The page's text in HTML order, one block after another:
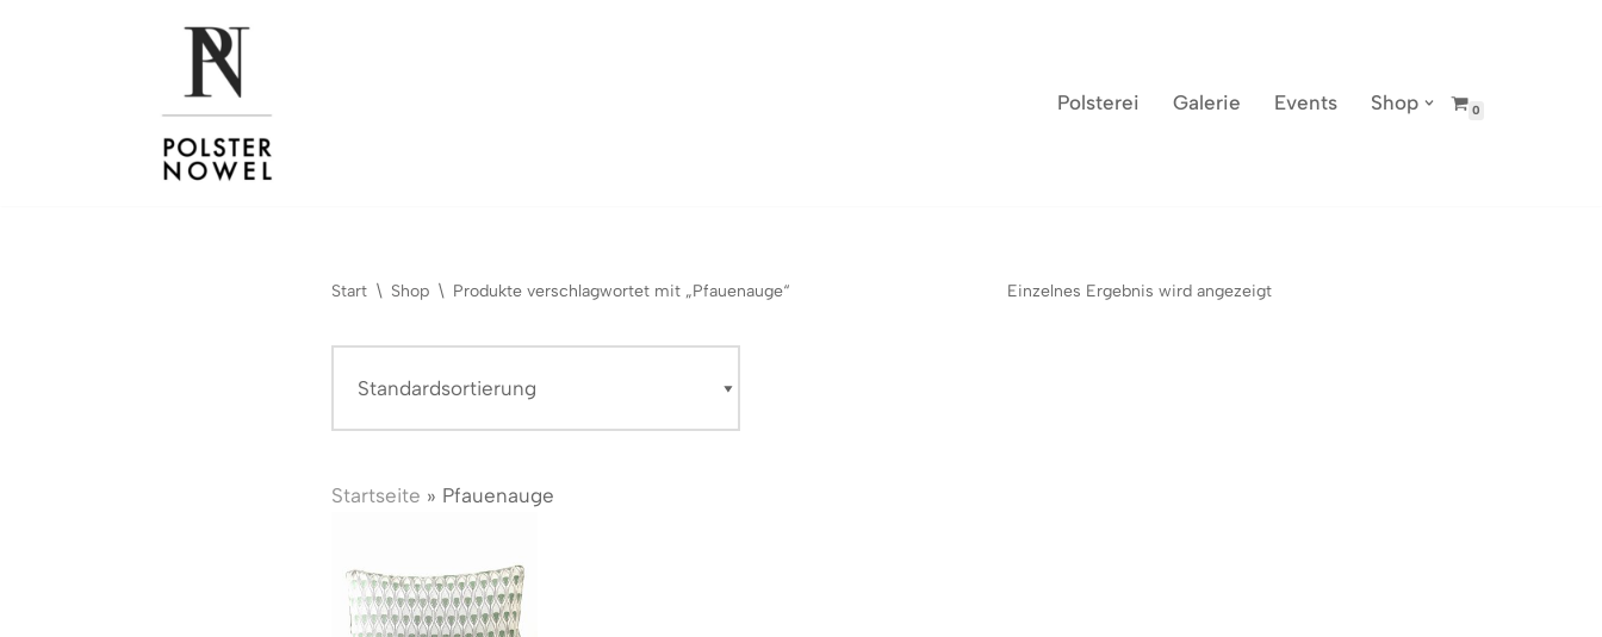
Polsterei Galerie Events Shop 0
Start \ Shop \ Produkte verschlagwortet mit „Pfauenauge“ Einzelnes Ergebnis wird angezeigt
Startseite » Pfauenauge